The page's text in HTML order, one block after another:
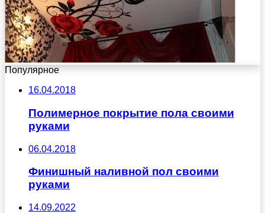
Популярное
16.04.2018
Полимерное покрытие пола своими
руками
06.04.2018
Финишный наливной пол своими
руками
14.09.2022